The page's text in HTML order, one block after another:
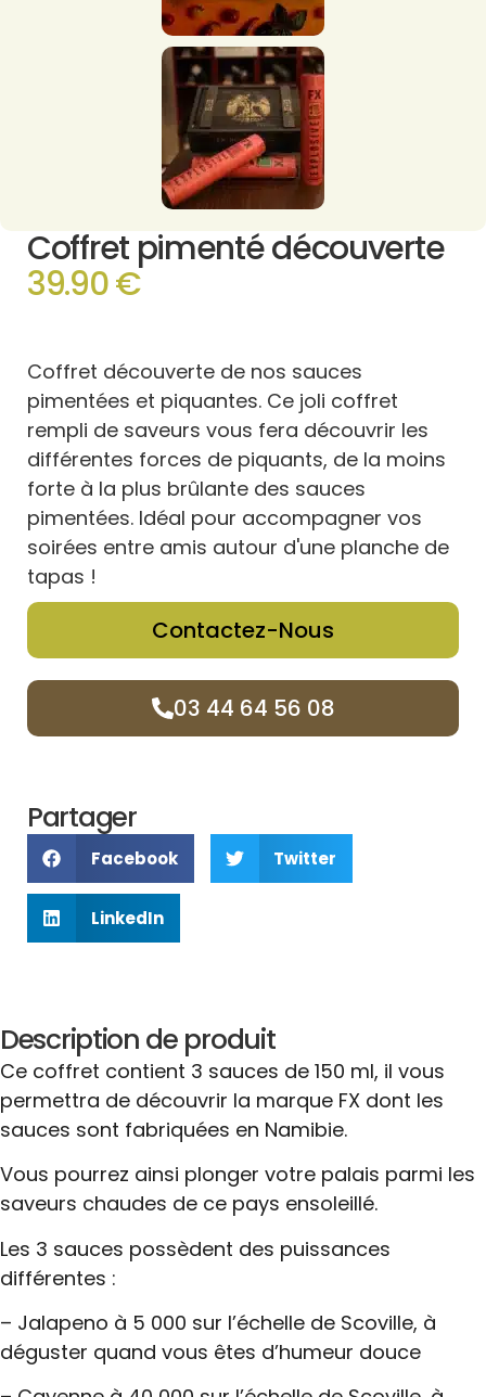
Coffret pimenté découverte
39.90 €
Coffret découverte de nos sauces
pimentées et piquantes. Ce joli coffret
rempli de saveurs vous fera découvrir les
différentes forces de piquants, de la moins
forte à la plus brûlante des sauces
pimentées. Idéal pour accompagner vos
soirées entre amis autour d'une planche de
tapas !
Contactez-Nous
03 44 64 56 08
Partager
Facebook Twitter
LinkedIn
Description de produit
Ce coffret contient 3 sauces de 150 ml, il vous
permettra de découvrir la marque FX dont les
sauces sont fabriquées en Namibie.
Vous pourrez ainsi plonger votre palais parmi les
saveurs chaudes de ce pays ensoleillé.
Les 3 sauces possèdent des puissances
différentes :
– Jalapeno à 5 000 sur l’échelle de Scoville, à
déguster quand vous êtes d’humeur douce